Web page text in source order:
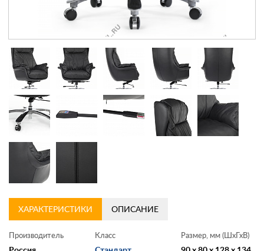
ХАРАКТЕРИСТИКИ ОПИСАНИЕ
Производитель Класс Размер, мм (ШхГхВ)